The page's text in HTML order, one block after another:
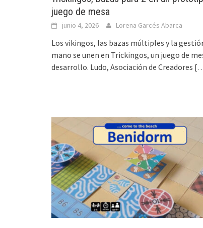
juego de mesa
junio 4, 2026 Lorena Garcés Abarca
Los vikingos, las bazas múltiples y la
mano se unen en Trickingos, un juego de
desarrollo. Ludo, Asociación de Creadores